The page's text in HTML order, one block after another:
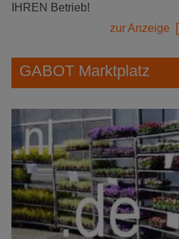
IHREN Betrieb!
zur Anzeige
GABOT Marktplatz